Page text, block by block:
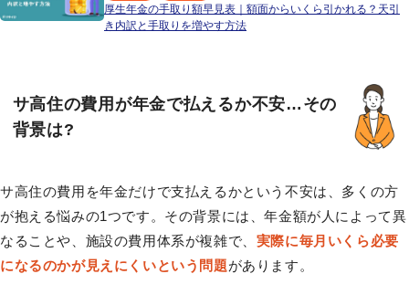
厚生年金の手取り額早見表｜額面からいくら引かれる？天引
き内訳と手取りを増やす方法
サ高住の費用が年金で払えるか不安…その
背景は?
サ高住の費用を年金だけで支払えるかという不安は、多くの方
が抱える悩みの1つです。その背景には、年金額が人によって異
なることや、施設の費用体系が複雑で、 実際に毎月いくら必要
になるのかが見えにくいという問題があります。